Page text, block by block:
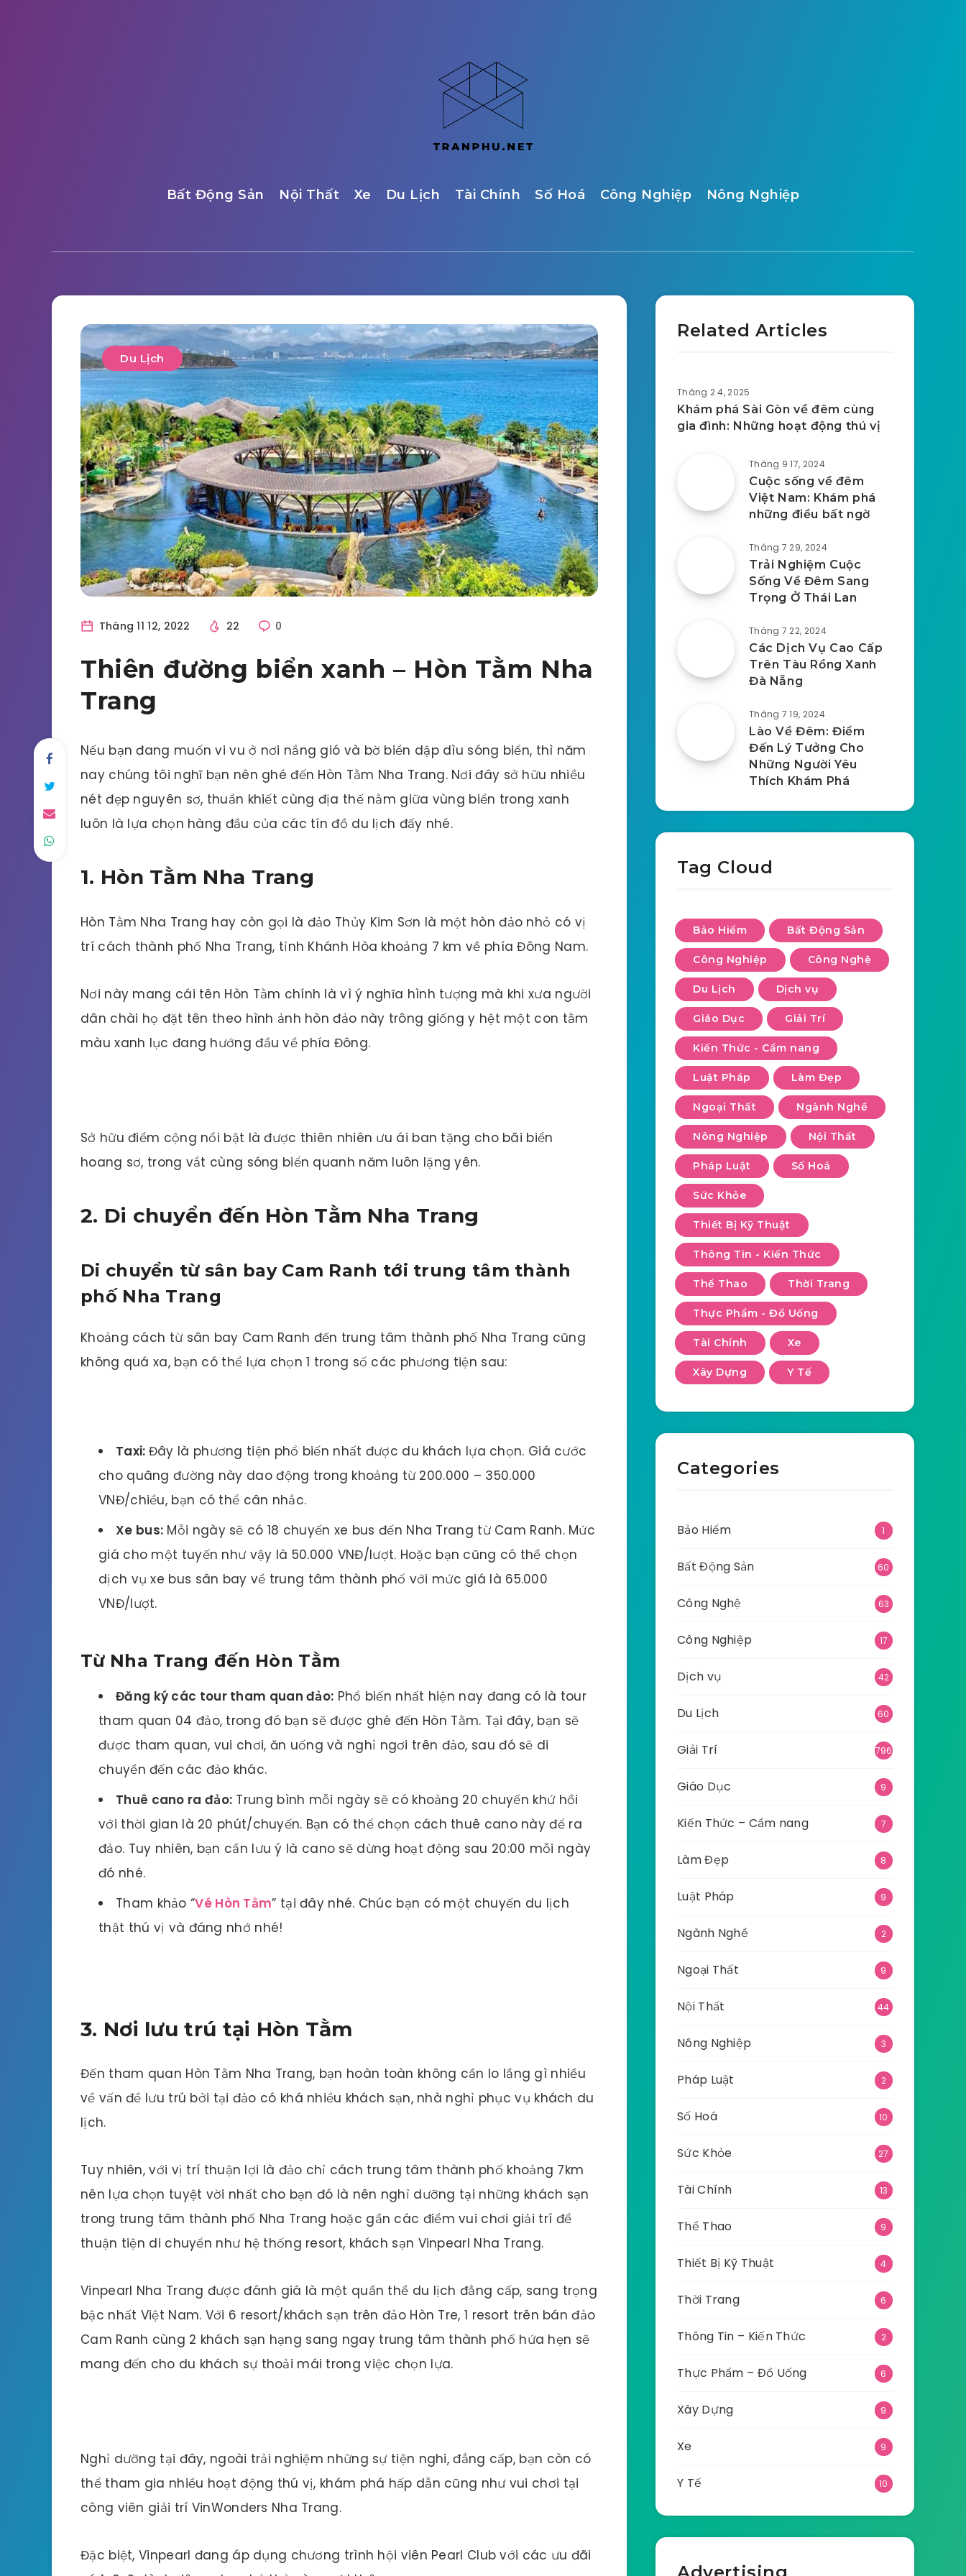
Bất Động Sản Nội Thất Xe Du Lịch Tài Chính Số Hoá Công Nghiệp Nông Nghiệp
Du Lịch
Tháng 11 12, 2022 22 0
Thiên đường biển xanh – Hòn Tằm Nha
Trang
Nếu bạn đang muốn vi vu ở nơi nắng gió và bờ biển dập dìu sóng biển, thì năm
nay chúng tôi nghĩ bạn nên ghé đến Hòn Tằm Nha Trang. Nơi đây sở hữu nhiều
nét đẹp nguyên sơ, thuần khiết cùng địa thế nằm giữa vùng biển trong xanh
luôn là lựa chọn hàng đầu của các tín đồ du lịch đấy nhé.
1. Hòn Tằm Nha Trang
Hòn Tằm Nha Trang hay còn gọi là đảo Thủy Kim Sơn là một hòn đảo nhỏ có vị
trí cách thành phố Nha Trang, tỉnh Khánh Hòa khoảng 7 km về phía Đông Nam.
Nơi này mang cái tên Hòn Tằm chính là vì ý nghĩa hình tượng mà khi xưa người
dân chài họ đặt tên theo hình ảnh hòn đảo này trông giống y hệt một con tằm
màu xanh lục đang hướng đầu về phía Đông.
Sở hữu điểm cộng nổi bật là được thiên nhiên ưu ái ban tặng cho bãi biển
hoang sơ, trong vắt cùng sóng biển quanh năm luôn lặng yên.
2. Di chuyển đến Hòn Tằm Nha Trang
Di chuyển từ sân bay Cam Ranh tới trung tâm thành
phố Nha Trang
Khoảng cách từ sân bay Cam Ranh đến trung tâm thành phố Nha Trang cũng
không quá xa, bạn có thể lựa chọn 1 trong số các phương tiện sau:
Taxi: Đây là phương tiện phổ biến nhất được du khách lựa chọn. Giá cước
cho quãng đường này dao động trong khoảng từ 200.000 – 350.000
VNĐ/chiều, bạn có thể cân nhắc.
Xe bus: Mỗi ngày sẽ có 18 chuyến xe bus đến Nha Trang từ Cam Ranh. Mức
giá cho một tuyến như vậy là 50.000 VNĐ/lượt. Hoặc bạn cũng có thể chọn
dịch vụ xe bus sân bay về trung tâm thành phố với mức giá là 65.000
VNĐ/lượt.
Từ Nha Trang đến Hòn Tằm
Đăng ký các tour tham quan đảo: Phổ biến nhất hiện nay đang có là tour
tham quan 04 đảo, trong đó bạn sẽ được ghé đến Hòn Tằm. Tại đây, bạn sẽ
được tham quan, vui chơi, ăn uống và nghỉ ngơi trên đảo, sau đó sẽ di
chuyển đến các đảo khác.
Thuê cano ra đảo: Trung bình mỗi ngày sẽ có khoảng 20 chuyến khứ hồi
với thời gian là 20 phút/chuyến. Bạn có thể chọn cách thuê cano này để ra
đảo. Tuy nhiên, bạn cần lưu ý là cano sẽ dừng hoạt động sau 20:00 mỗi ngày
đó nhé.
Tham khảo “Vé Hòn Tằm” tại đây nhé. Chúc bạn có một chuyến du lịch
thật thú vị và đáng nhớ nhé!
3. Nơi lưu trú tại Hòn Tằm
Đến tham quan Hòn Tằm Nha Trang, bạn hoàn toàn không cần lo lắng gì nhiều
về vấn đề lưu trú bởi tại đảo có khá nhiều khách sạn, nhà nghỉ phục vụ khách du
lịch.
Tuy nhiên, với vị trí thuận lợi là đảo chỉ cách trung tâm thành phố khoảng 7km
nên lựa chọn tuyệt vời nhất cho bạn đó là nên nghỉ dưỡng tại những khách sạn
trong trung tâm thành phố Nha Trang hoặc gần các điểm vui chơi giải trí để
thuận tiện di chuyển như hệ thống resort, khách sạn Vinpearl Nha Trang.
Vinpearl Nha Trang được đánh giá là một quần thể du lịch đẳng cấp, sang trọng
bậc nhất Việt Nam. Với 6 resort/khách sạn trên đảo Hòn Tre, 1 resort trên bán đảo
Cam Ranh cùng 2 khách sạn hạng sang ngay trung tâm thành phố hứa hẹn sẽ
mang đến cho du khách sự thoải mái trong việc chọn lựa.
Nghỉ dưỡng tại đây, ngoài trải nghiệm những sự tiện nghi, đẳng cấp, bạn còn có
thể tham gia nhiều hoạt động thú vị, khám phá hấp dẫn cũng như vui chơi tại
công viên giải trí VinWonders Nha Trang.
Đặc biệt, Vinpearl đang áp dụng chương trình hội viên Pearl Club với các ưu đãi
Related Articles
Tháng 2 4, 2025
Khám phá Sài Gòn về đêm cùng
gia đình: Những hoạt động thú vị
Tháng 9 17, 2024
Cuộc sống về đêm
Việt Nam: Khám phá
những điều bất ngờ
Tháng 7 29, 2024
Trải Nghiệm Cuộc
Sống Về Đêm Sang
Trọng Ở Thái Lan
Tháng 7 22, 2024
Các Dịch Vụ Cao Cấp
Trên Tàu Rồng Xanh
Đà Nẵng
Tháng 7 19, 2024
Lào Về Đêm: Điểm
Đến Lý Tưởng Cho
Những Người Yêu
Thích Khám Phá
Tag Cloud
Bảo Hiểm Bất Động Sản
Công Nghiệp Công Nghệ
Du Lịch Dịch vụ
Giáo Dục Giải Trí
Kiến Thức - Cẩm nang
Luật Pháp Làm Đẹp
Ngoại Thất Ngành Nghề
Nông Nghiệp Nội Thất
Pháp Luật Số Hoá
Sức Khỏe
Thiết Bị Kỹ Thuật
Thông Tin - Kiến Thức
Thể Thao Thời Trang
Thực Phẩm - Đồ Uống
Tài Chính Xe
Xây Dựng Y Tế
Categories
Bảo Hiểm 1
Bất Động Sản 60
Công Nghệ 63
Công Nghiệp 17
Dịch vụ 42
Du Lịch 60
Giải Trí 796
Giáo Dục 9
Kiến Thức – Cẩm nang 7
Làm Đẹp 8
Luật Pháp 9
Ngành Nghề 2
Ngoại Thất 9
Nội Thất 44
Nông Nghiệp 3
Pháp Luật 2
Số Hoá 10
Sức Khỏe 27
Tài Chính 13
Thể Thao 9
Thiết Bị Kỹ Thuật 4
Thời Trang 6
Thông Tin – Kiến Thức 2
Thực Phẩm – Đồ Uống 6
Xây Dựng 9
Xe 9
Y Tế 10